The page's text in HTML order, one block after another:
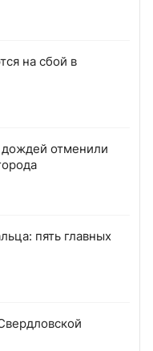
на сбой в
дождей отменили
пять главных